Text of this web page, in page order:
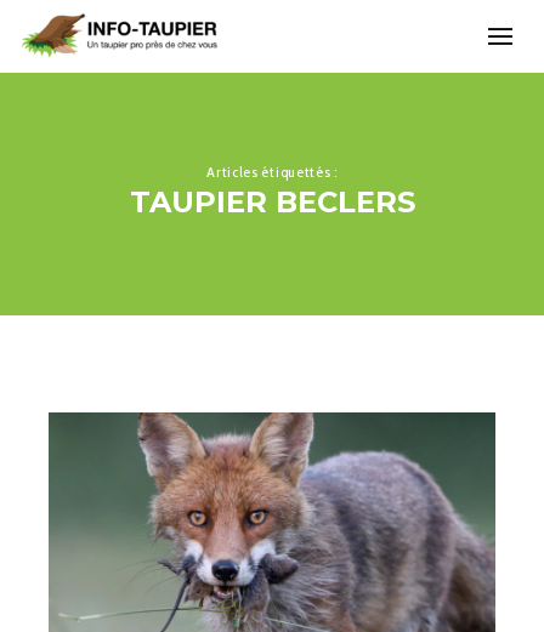
Articles étiquettés :
TAUPIER BECLERS